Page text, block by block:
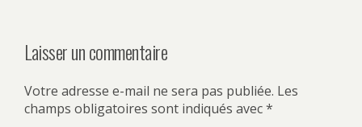
Laisser un commentaire
Votre adresse e-mail ne sera pas publiée. Les
champs obligatoires sont indiqués avec*